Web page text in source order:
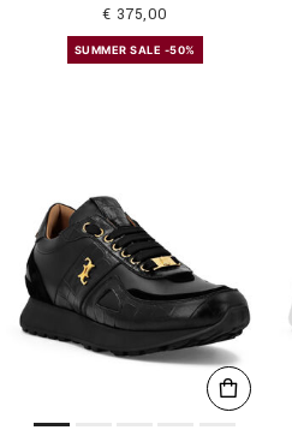
€ 375,00
SUMMER SALE -50%